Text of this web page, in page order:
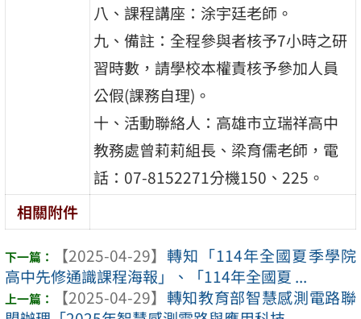
八、課程講座：涂宇廷老師。
九、備註：全程參與者核予7小時之研
習時數，請學校本權責核予參加人員
公假(課務自理)。
十、活動聯絡人：高雄市立瑞祥高中
教務處曾莉莉組長、梁育儒老師，電
話：07-8152271分機150、225。
相關附件
【2025-04-29】 轉知「114年全國夏季學院
高中先修通識課程海報」、「114年全國夏 ...
【2025-04-29】 轉知教育部智慧感測電路聯